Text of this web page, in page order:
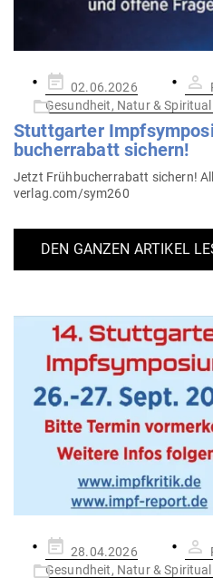
Gepostet
am
02.06.2026
Gesundheit, Natur &
Stutt­garter
bu­cher­rabatt sichern!
Jetzt Früh­bu­cher­rabatt sichern!
verlag.com/sym260
DEN GANZEN ARTIKEL
Gepostet
am
28.04.2026
Gesundheit, Natur &